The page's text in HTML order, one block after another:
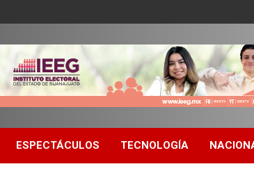
ESPECTÁCULOS TECNOLOGÍA